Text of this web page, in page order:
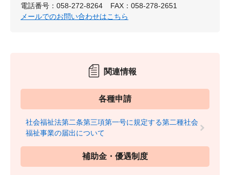
電話番号：058-272-8264
FAX：058-278-2651
メールでのお問い合わせはこちら
関連情報
各種申請
社会福祉法第二条第三項第一号に規定する第二種社会
福祉事業の届出について
補助金・優遇制度